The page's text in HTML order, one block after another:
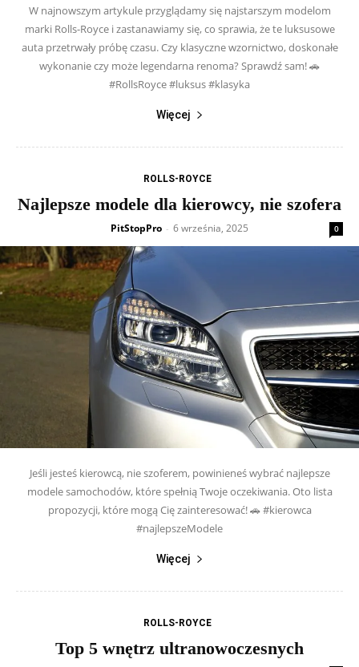
W najnowszym artykule przyglądamy się najstarszym modelom
marki Rolls-Royce i zastanawiamy się, co sprawia, że te luksusowe
auta przetrwały próbę czasu. Czy klasyczne wzornictwo, doskonałe
wykonanie czy może legendarna renoma? Sprawdź sam! 🚗
#RollsRoyce #luksus #klasyka
Więcej
ROLLS-ROYCE
Najlepsze modele dla kierowcy, nie szofera
PitStopPro - 6 września, 2025 0
Jeśli jesteś kierowcą, nie szoferem, powinieneś wybrać najlepsze
modele samochodów, które spełnią Twoje oczekiwania. Oto lista
propozycji, które mogą Cię zainteresować! 🚗 #kierowca
#najlepszeModele
Więcej
ROLLS-ROYCE
Top 5 wnętrz ultranowoczesnych